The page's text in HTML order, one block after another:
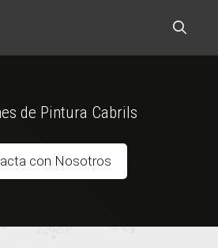
de Pintura Cabrils
con Nosotros